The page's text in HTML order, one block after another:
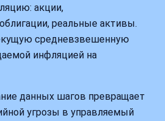
акции,
реальные активы.
средневзвешенную
инфляцией на
данных шагов превращает
угрозы в управляемый